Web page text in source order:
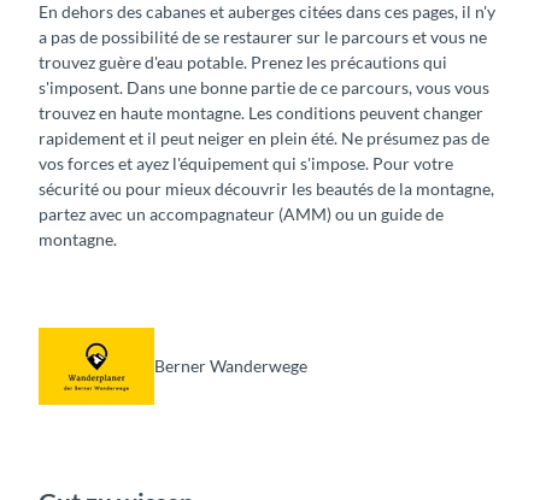
En dehors des cabanes et auberges citées dans ces pages, il n'y
a pas de possibilité de se restaurer sur le parcours et vous ne
trouvez guère d'eau potable. Prenez les précautions qui
s'imposent. Dans une bonne partie de ce parcours, vous vous
trouvez en haute montagne. Les conditions peuvent changer
rapidement et il peut neiger en plein été. Ne présumez pas de
vos forces et ayez l'équipement qui s'impose. Pour votre
sécurité ou pour mieux découvrir les beautés de la montagne,
partez avec un accompagnateur (AMM) ou un guide de
montagne.
Berner Wanderwege